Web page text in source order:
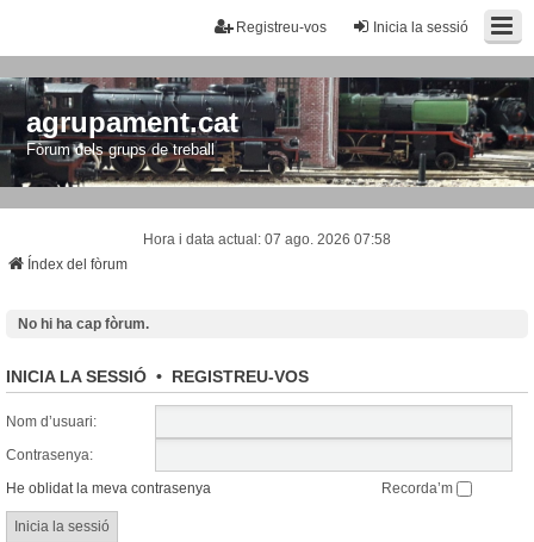
Inicia la sessió
Registreu-vos
agrupament.cat
Fòrum dels grups de treball
Hora i data actual: 07 ago. 2026 07:58
Índex del fòrum
No hi ha cap fòrum.
INICIA LA SESSIÓ • REGISTREU-VOS
Nom d’usuari:
Contrasenya:
He oblidat la meva contrasenya
Recorda’m